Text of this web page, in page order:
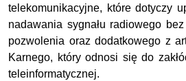
telekomunikacyjne, które dotyczy
nadawania sygnału radiowego
pozwolenia oraz dodatkowego z
Karnego, który odnosi się do
teleinformatycznej.